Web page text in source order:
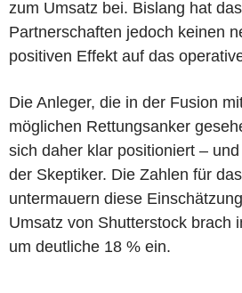
zum Umsatz bei. Bislang hat
Partnerschaften jedoch keinen
positiven Effekt auf das
Die Anleger, die in der Fusion
möglichen Rettungsanker
sich daher klar positioniert –
der Skeptiker. Die Zahlen für
untermauern diese
Umsatz von Shutterstock brach
um deutliche 18 % ein.